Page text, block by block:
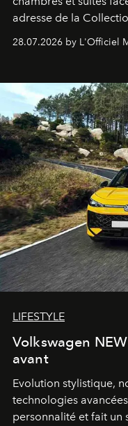
adresse de la
Hotels, ce boutique-
Pillet promet un lieu
28.07.2026 by L'Officiel
LIFESTYLE
Volkswagen
avant
Evolution stylistique,
technologies
personnalité et fait un